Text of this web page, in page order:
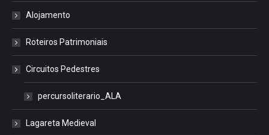
Alojamento
Roteiros Patrimoniais
Circuitos Pedestres
percursoliterario_ALA
Lagareta Medieval